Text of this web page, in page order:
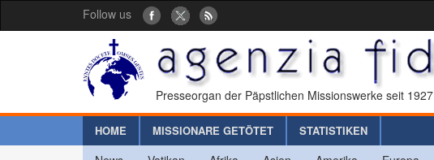
Follow us
Presseorgan der Päpstlichen Missionswerke seit 1927
HOME MISSIONARE GETÖTET STATISTIKEN